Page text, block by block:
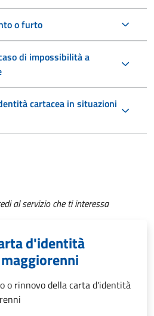
o furto
di impossibilità a
cartacea in situazioni
al servizio che ti interessa
d'identità
o rinnovo della carta d'identità